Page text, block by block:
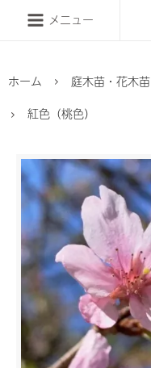
メニュー
ホーム 庭木苗・花木苗
紅色（桃色）